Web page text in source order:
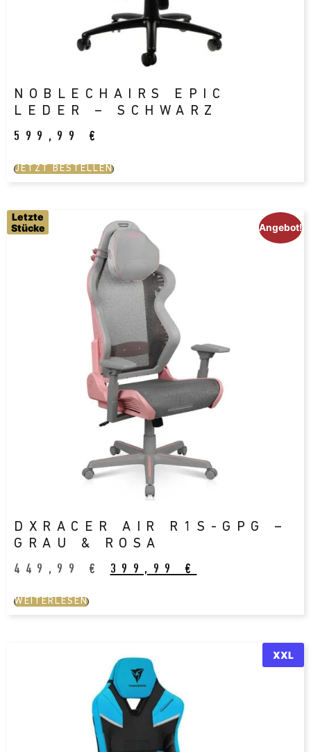
NOBLECHAIRS EPIC
LEDER – SCHWARZ
599,99 €
JETZT BESTELLEN
Angebot!
Letzte
Stücke
DXRACER AIR R1S-GPG –
GRAU & ROSA
449,99 € 399,99 €
WEITERLESEN
XXL